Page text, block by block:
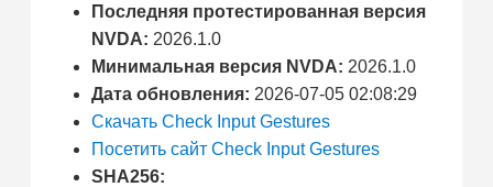
Последняя протестированная версия
NVDA: 2026.1.0
Минимальная версия NVDA: 2026.1.0
Дата обновления: 2026-07-05 02:08:29
Скачать Check Input Gestures
Посетить сайт Check Input Gestures
SHA256: